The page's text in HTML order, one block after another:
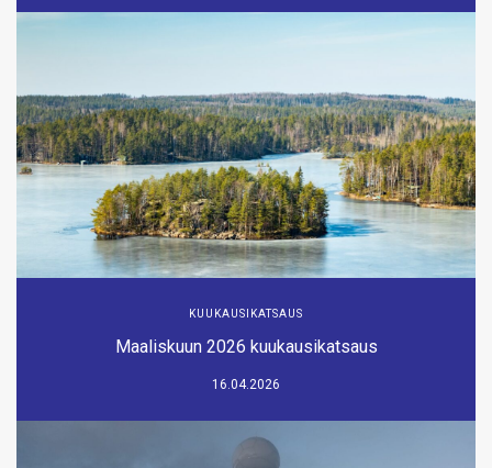
KUUKAUSIKATSAUS
Maaliskuun 2026 kuukausikatsaus
16.04.2026